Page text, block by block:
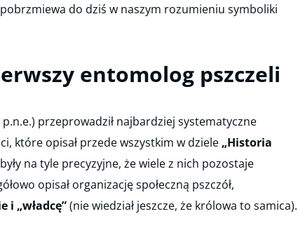
do dziś w naszym rozumieniu symboliki
entomolog pszczeli
przeprowadził najbardziej systematyczne
które opisał przede wszystkim w dziele „Historia
na tyle precyzyjne, że wiele z nich pozostaje
opisał organizację społeczną pszczół,
„władcę”(nie wiedział jeszcze, że królowa to samica).